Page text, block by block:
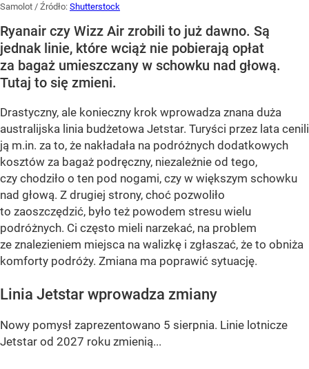
Samolot / Źródło: Shutterstock
Ryanair czy Wizz Air zrobili to już dawno. Są
jednak linie, które wciąż nie pobierają opłat
za bagaż umieszczany w schowku nad głową.
Tutaj to się zmieni.
Drastyczny, ale konieczny krok wprowadza znana duża
australijska linia budżetowa Jetstar. Turyści przez lata cenili
ją m.in. za to, że nakładała na podróżnych dodatkowych
kosztów za bagaż podręczny, niezależnie od tego,
czy chodziło o ten pod nogami, czy w większym schowku
nad głową. Z drugiej strony, choć pozwoliło
to zaoszczędzić, było też powodem stresu wielu
podróżnych. Ci często mieli narzekać, na problem
ze znalezieniem miejsca na walizkę i zgłaszać, że to obniża
komforty podróży. Zmiana ma poprawić sytuację.
Linia Jetstar wprowadza zmiany
Nowy pomysł zaprezentowano 5 sierpnia. Linie lotnicze
Jetstar od 2027 roku zmienią...